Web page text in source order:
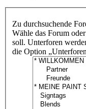
Zu durchsuchende
Wähle das Forum
soll. Unterforen
die Option